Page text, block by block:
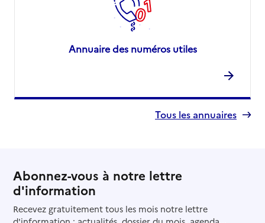
Annuaire des numéros utiles
Tous les annuaires
Abonnez-vous à notre lettre
d'information
Recevez gratuitement tous les mois notre lettre